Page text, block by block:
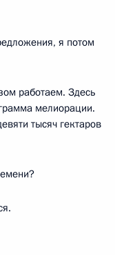
я потом
работаем. Здесь
мелиорации.
тысяч гектаров